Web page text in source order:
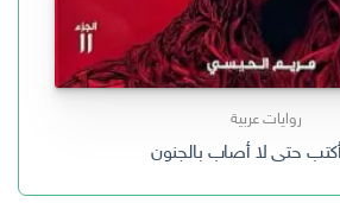
روايات عربية
أكتب حتى لا أصاب بالجنون